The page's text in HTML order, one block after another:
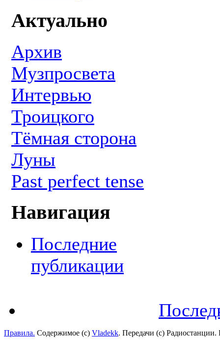
Актуально
Архив
Музпросвета
Интервью
Троицкого
Тёмная сторона
Луны
Past perfect tense
Навигация
Последние
публикации
Правила. Содержимое (с) Vladekk. Передачи (с)